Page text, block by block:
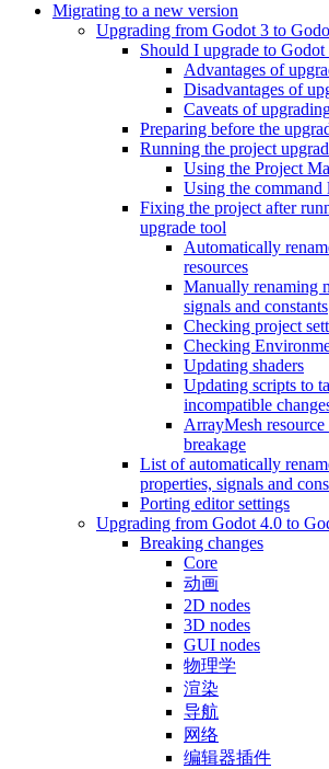
Migrating to a new version
Upgrading from Godot 3 to
Should I upgrade to Godot
Advantages of
Disadvantages of
Caveats of
Preparing before the
Running the project
Using the Project
Using the command
Fixing the project after
upgrade tool
Automatically
resources
Manually renaming
signals and constants
Checking project
Checking
Updating shaders
Updating scripts to
incompatible
ArrayMesh
breakage
List of automatically
properties, signals and
Porting editor settings
Upgrading from Godot 4.0 to
Breaking changes
Core
动画
2D nodes
3D nodes
GUI nodes
物理学
渲染
导航
网络
编辑器插件